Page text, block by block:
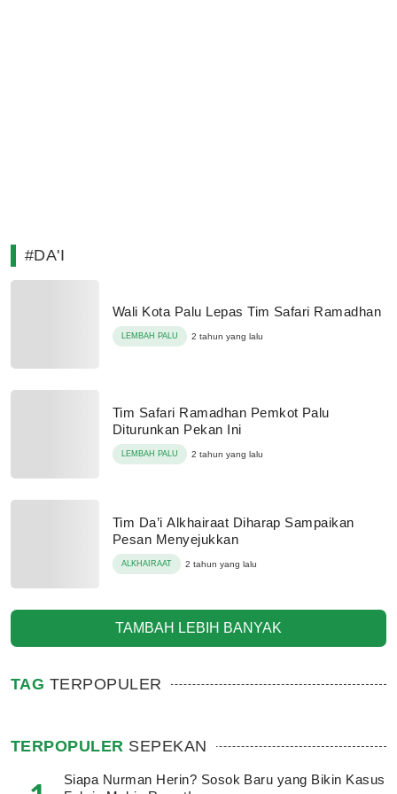
#DA'I
Wali Kota Palu Lepas Tim Safari Ramadhan
LEMBAH PALU 2 tahun yang lalu
Tim Safari Ramadhan Pemkot Palu
Diturunkan Pekan Ini
LEMBAH PALU 2 tahun yang lalu
Tim Da’i Alkhairaat Diharap Sampaikan
Pesan Menyejukkan
ALKHAIRAAT 2 tahun yang lalu
TAMBAH LEBIH BANYAK
TAG TERPOPULER
TERPOPULER SEPEKAN
Siapa Nurman Herin? Sosok Baru yang Bikin Kasus